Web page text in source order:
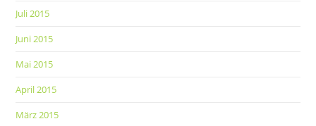
Juli 2015
Juni 2015
Mai 2015
April 2015
März 2015